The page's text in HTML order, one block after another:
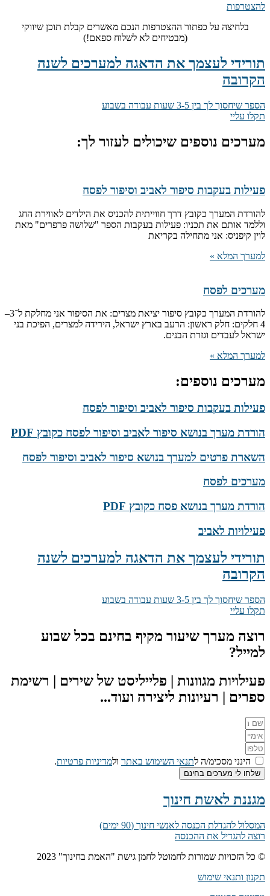
להצטרפות
בלחיצה על כפתור ההצטרפות הנכם מאשרים קבלת תוכן שיווקי
(מבטיחים לא לשלוח ספאם!)
תורידי לעצמך את הדאגה למערכים לשנה
הקרובה
הספר שיחסוך לך בין 3-5 שעות עבודה בשבוע
תקלו עליי
מערכים נוספים שיכולים לעזור לך:
פעילות בעקבות סיפור לאביב וסיפור לפסח
להורדת המערך כקובץ דרך חווייתית להכניס את הילדים לאווירת החג
וללמד אותם את תכניו: פעילות בעקבות הספר "שלושה פרפרים" מאת
לוין קיפניס: אני מתחילה בקריאת
למערך המלא »
מערכים לפסח
להורדת המערך כקובץ סיפור יציאת מצרים: את הסיפור אני מחלקת ל־3–
4 חלקים: חלק ראשון: הרעב בארץ ישראל, הירידה למצרים, הפיכת בני
ישראל לעבדים וגזרת הבנים.
למערך המלא »
מערכים נוספים:
פעילות בעקבות סיפור לאביב וסיפור לפסח
הורדת מערך בנושא סיפור לאביב וסיפור לפסח כקובץ PDF
השארת פרטים למערך בנושא סיפור לאביב וסיפור לפסח
מערכים לפסח
הורדת מערך בנושא פסח כקובץ PDF
פעילויות לאביב
תורידי לעצמך את הדאגה למערכים לשנה
הקרובה
הספר שיחסוך לך בין 3-5 שעות עבודה בשבוע
תקלו עליי
רוצה מערך שיעור מקיף בחינם בכל שבוע
למייל?
פעילויות מגוונות | פלייליסט של שירים | רשימת
ספרים | רעיונות ליצירה ועוד...
הינני מסכימ/ה לתנאי השימוש באתר ולמדיניות פרטיות.
שלחו לי מערכים בחינם
מגננת לאשת חינוך
המסלול להגדלת הכנסה לאנשי חינוך (90 ימים)
רוצה להגדיל את ההכנסה
© כל הזכויות שמורות לחמוטל לחמן גישת "האמת בחינוך" 2023
תקנון ותנאי שימוש